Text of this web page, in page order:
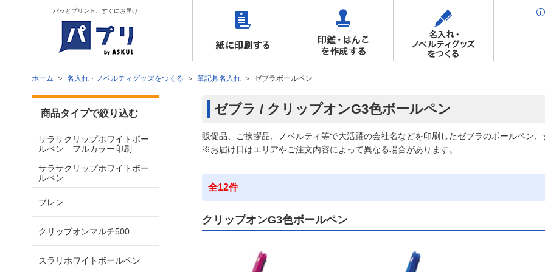
パッとプリント、すぐにお届け
ホーム 名入れ・ノベルティグッズをつくる 筆記具名入れ ゼブラボールペン
ゼブラ / クリップオンG3色ボールペン
販促品、ご挨拶品、ノベルティ等で大活躍の会社名などを印刷したゼブラのボールペン
※お届け日はエリアやご注文内容によって異なる場合があります。
全12件
クリップオンG3色ボールペン
商品タイプで絞り込む
サラサクリップホワイトボー
ルペン フルカラー印刷
サラサクリップホワイトボー
ルペン
ブレン
クリップオンマルチ500
スラリホワイトボールペン